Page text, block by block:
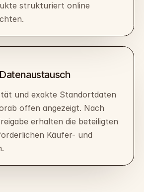
strukturiert online
und exakte Standortdaten
offen angezeigt. Nach
erhalten die beteiligten
Käufer- und